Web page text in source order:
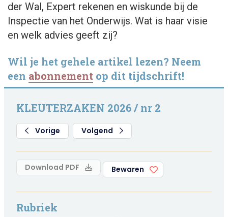
der Wal, Expert rekenen en wiskunde bij de
Inspectie van het Onderwijs. Wat is haar visie
en welk advies geeft zij?
Wil je het gehele artikel lezen? Neem
een abonnement op dit tijdschrift!
KLEUTERZAKEN 2026 / nr 2
Vorige Volgend
Download PDF Bewaren
Rubriek